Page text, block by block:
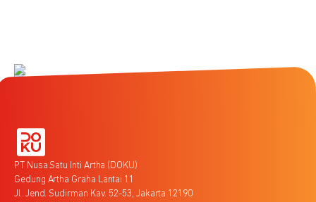
PT Nusa Satu Inti Artha (DOKU)
Gedung Artha Graha Lantai 11
Jl. Jend. Sudirman Kav. 52-53, Jakarta 12190